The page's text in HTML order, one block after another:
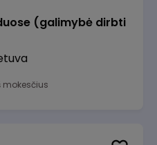
(galimybė dirbti
mokesčius